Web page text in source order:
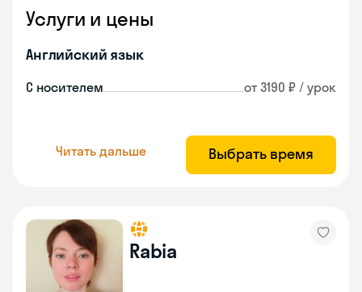
Услуги и цены
Английский язык
С носителем от 3190 ₽ / урок
Читать дальше Выбрать время
Rabia